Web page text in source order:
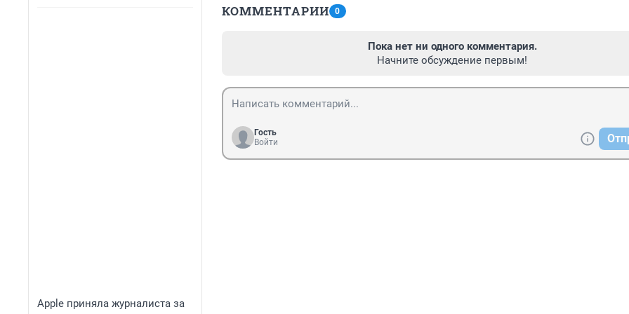
Apple приняла журналиста за
КОММЕНТАРИИ 0
Пока нет ни одного комментария.
Начните обсуждение первым!
Гость
Войти